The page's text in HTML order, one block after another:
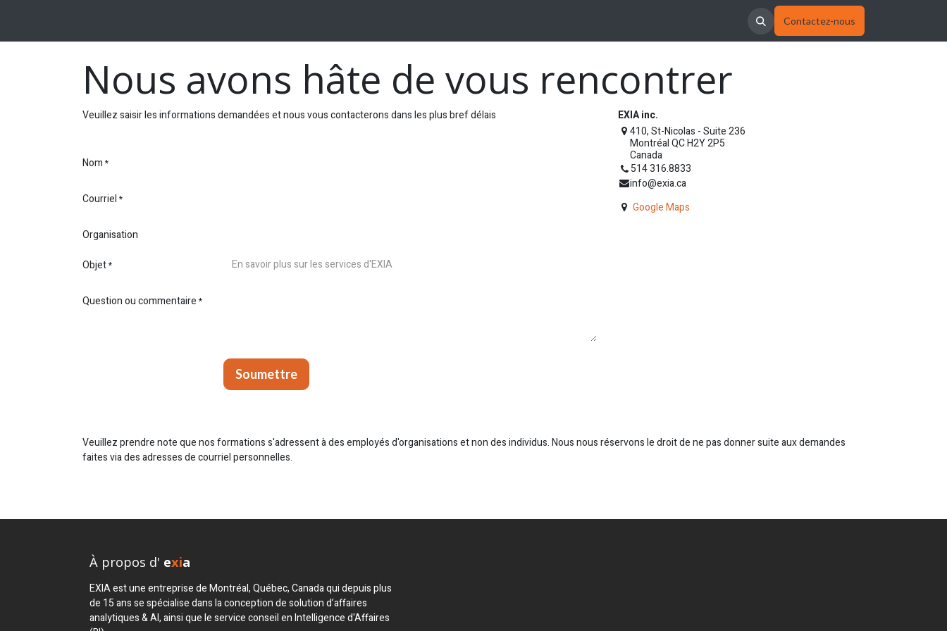
Contactez-nous
Nous avons hâte de vous rencontrer
Veuillez saisir les informations demandées et nous vous contacterons dans les plus bref délais
Nom *
Courriel *
Organisation
Objet*
Question ou commentaire *
Soumettre
EXIA inc.
410, St-Nicolas - Suite 236
Montréal QC H2Y 2P5
Canada
514 316.8833
info@exia.ca
Google Maps
Veuillez prendre note que nos formations s'adressent à des employés d'organisations et non des individus. Nous nous réservons le droit de ne pas donner suite aux demandes
faites via des adresses de courriel personnelles.
À propos d' exia
EXIA est une entreprise de Montréal, Québec, Canada qui depuis plus
de 15 ans se spécialise dans la conception de solution d’affaires
analytiques & AI, ainsi que le service conseil en Intelligence d'Affaires